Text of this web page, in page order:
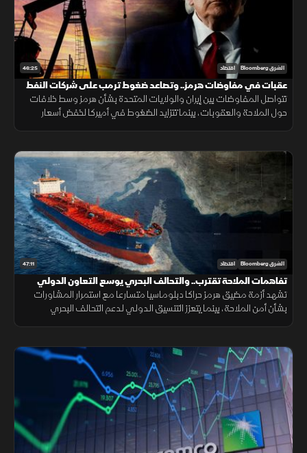
46:25 الشرق Bloomberg اقتصاد
عقبات في مفاوضات هرمز.. وتصاعد ضغوط ترمب على شركات النفط
تتواصل المفاوضات بين إيران والولايات المتحدة بشأن هرمز وسط خلافات
حول الملاحة والعقوبات، بينما تتزايد الضغوط في أميركا لخفض أسعار
47:11 الشرق Bloomberg اقتصاد
تفاهمات الملاحة تقترب.. والتحالف البحري يوسع التعاون الدولي
تشهد أزمة مضيق هرمز حراكا دبلوماسيا متسارعا مع استمرار المشاورات
بشأن أمن الملاحة، بينما يتعزز التنسيق الدولي لدعم التحالف البحري